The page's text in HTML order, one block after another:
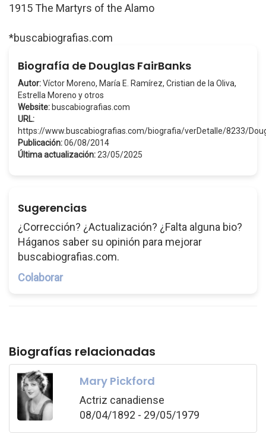
1915 The Martyrs of the Alamo
*buscabiografias.com
Biografía de Douglas FairBanks
Autor:Víctor Moreno, María E. Ramírez, Cristian de la Oliva,
Estrella Moreno y otros
Website: buscabiografias.com
URL:
https://www.buscabiografias.com/biografia/verDetalle/8233/
Publicación:06/08/2014
Última actualización: 23/05/2025
Sugerencias
¿Corrección? ¿Actualización? ¿Falta alguna bio?
Háganos saber su opinión para mejorar
buscabiografias.com.
Colaborar
Biografías relacionadas
Mary Pickford
Actriz canadiense
08/04/1892 - 29/05/1979